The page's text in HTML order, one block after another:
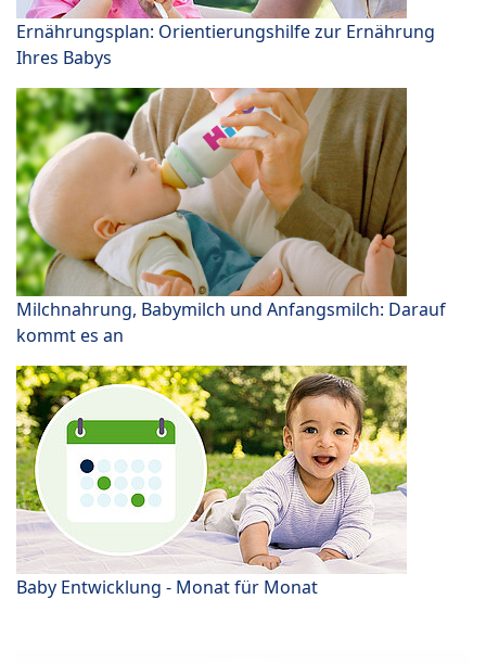
Ernährungsplan: Orientierungshilfe zur Ernährung
Ihres Babys
Milchnahrung, Babymilch und Anfangsmilch: Darauf
kommt es an
Baby Entwicklung - Monat für Monat